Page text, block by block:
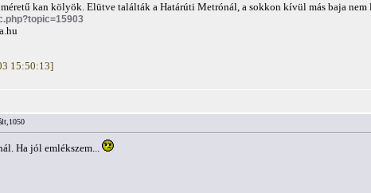
kan kölyök. Elütve találták a Határúti Metrónál, a sokkon kívül más baja nem
15:50:13]
Ha jól emlékszem...